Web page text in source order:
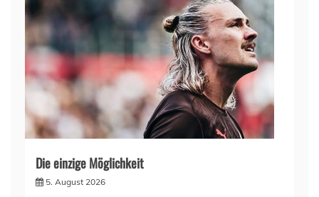
Die einzige Möglichkeit
5. August 2026